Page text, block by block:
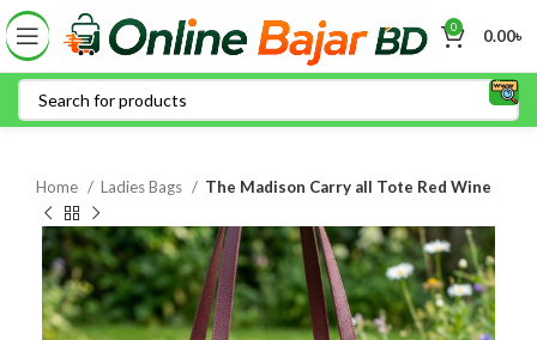
0 0.00৳
Home Ladies Bags The Madison Carry all Tote Red Wine